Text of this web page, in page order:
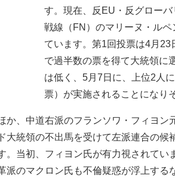
す。現在、反EU・反グロー
戦線（FN）のマリーヌ・ル
ています。第1回投票は4月23
で過半数の票を得て大統領に
は低く、5月7日に、上位2人
票）が実施されることになり
、中道右派のフランソワ・フィヨン
大統領の不出馬を受けて左派連合の候
。当初、フィヨン氏が有力視されてい
のマクロン氏も不倫疑惑が浮上する